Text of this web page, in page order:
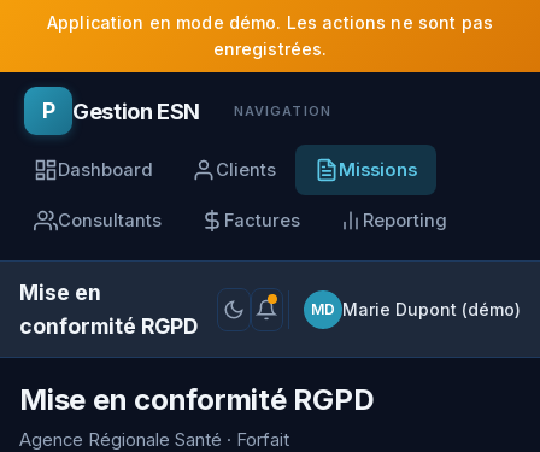
Application en mode démo. Les actions ne sont pas
enregistrées.
P Gestion ESN NAVIGATION
Dashboard Clients Missions
Consultants Factures Reporting
Mise en
conformité RGPD
MD Marie Dupont (démo)
Mise en conformité RGPD
Agence Régionale Santé · Forfait